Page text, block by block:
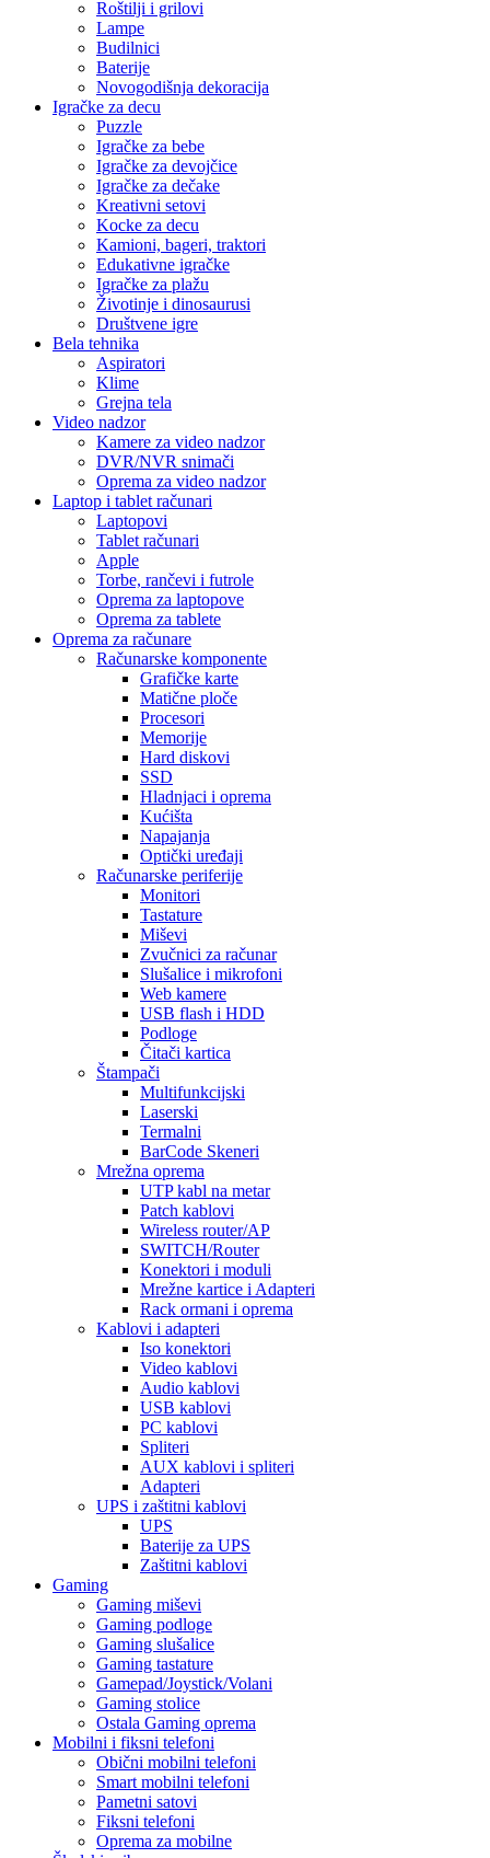
Roštilji i grilovi
Lampe
Budilnici
Baterije
Novogodišnja dekoracija
Igračke za decu
Puzzle
Igračke za bebe
Igračke za devojčice
Igračke za dečake
Kreativni setovi
Kocke za decu
Kamioni, bageri, traktori
Edukativne igračke
Igračke za plažu
Životinje i dinosaurusi
Društvene igre
Bela tehnika
Aspiratori
Klime
Grejna tela
Video nadzor
Kamere za video nadzor
DVR/NVR snimači
Oprema za video nadzor
Laptop i tablet računari
Laptopovi
Tablet računari
Apple
Torbe, rančevi i futrole
Oprema za laptopove
Oprema za tablete
Oprema za računare
Računarske komponente
Grafičke karte
Matične ploče
Procesori
Memorije
Hard diskovi
SSD
Hladnjaci i oprema
Kućišta
Napajanja
Optički uređaji
Računarske periferije
Monitori
Tastature
Miševi
Zvučnici za računar
Slušalice i mikrofoni
Web kamere
USB flash i HDD
Podloge
Čitači kartica
Štampači
Multifunkcijski
Laserski
Termalni
BarCode Skeneri
Mrežna oprema
UTP kabl na metar
Patch kablovi
Wireless router/AP
SWITCH/Router
Konektori i moduli
Mrežne kartice i Adapteri
Rack ormani i oprema
Kablovi i adapteri
Iso konektori
Video kablovi
Audio kablovi
USB kablovi
PC kablovi
Spliteri
AUX kablovi i spliteri
Adapteri
UPS i zaštitni kablovi
UPS
Baterije za UPS
Zaštitni kablovi
Gaming
Gaming miševi
Gaming podloge
Gaming slušalice
Gaming tastature
Gamepad/Joystick/Volani
Gaming stolice
Ostala Gaming oprema
Mobilni i fiksni telefoni
Obični mobilni telefoni
Smart mobilni telefoni
Pametni satovi
Fiksni telefoni
Oprema za mobilne